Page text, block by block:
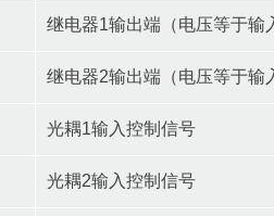
继电器1输出端（电压等于输
继电器2输出端（电压等于输
光耦1输入控制信号
光耦2输入控制信号